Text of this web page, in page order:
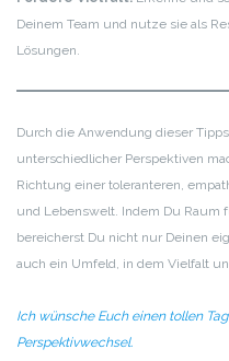
Deinem Team und nutze sie als
Lösungen.
Durch die Anwendung dieser
unterschiedlicher Perspektiven
Richtung einer toleranteren,
und Lebenswelt. Indem Du Raum
bereicherst Du nicht nur Deinen
auch ein Umfeld, in dem Vielfalt
Ich wünsche Euch einen tollen
Perspektivwechsel.